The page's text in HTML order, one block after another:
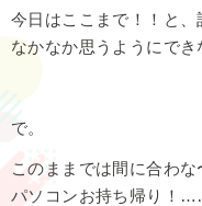
今日はここまで！！と、
なかなか思うようにでき
で。
このままでは間に合わ
パソコンお持ち帰り！